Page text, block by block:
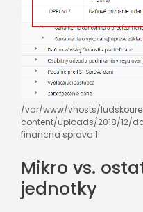
/var/www/vhosts/
content/uploads/2018/12/
financna sprava 1
Mikro vs.
jednotky